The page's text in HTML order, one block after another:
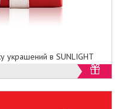
украшений в SUNLIGHT